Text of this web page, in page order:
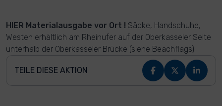
HIER Materialausgabe vor Ort ! Säcke, Handschuhe,
Westen erhältlich am Rheinufer auf der Oberkasseler Seite
unterhalb der Oberkasseler Brücke (siehe Beachflags).
TEILE DIESE AKTION